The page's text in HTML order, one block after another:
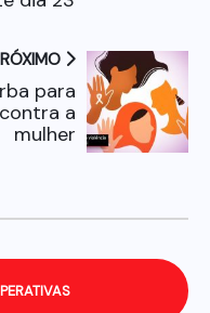
para
a
mulher